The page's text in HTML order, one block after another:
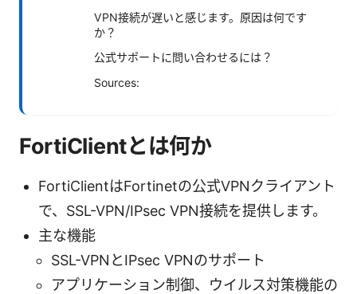
VPN接続が遅いと感じます。原因は何です
か？
公式サポートに問い合わせるには？
Sources:
FortiClientとは何か
FortiClientはFortinetの公式VPNクライアント
で、SSL-VPN/IPsec VPN接続を提供します。
主な機能
SSL-VPNとIPsec VPNのサポート
アプリケーション制御、ウイルス対策機能の